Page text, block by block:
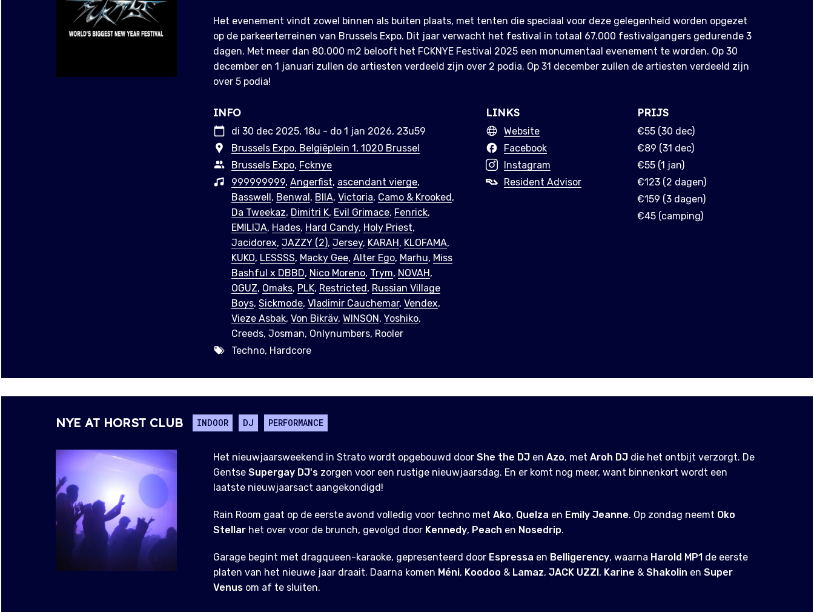
Het evenement vindt zowel binnen als buiten plaats, met tenten die speciaal voor deze gelegenheid worden opgezet
op de parkeerterreinen van Brussels Expo. Dit jaar verwacht het festival in totaal 67.000 festivalgangers gedurende 3
dagen. Met meer dan 80.000 m2 belooft het FCKNYE Festival 2025 een monumentaal evenement te worden. Op 30
december en 1 januari zullen de artiesten verdeeld zijn over 2 podia. Op 31 december zullen de artiesten verdeeld zijn
over 5 podia!
INFO
di 30 dec 2025, 18u - do 1 jan 2026, 23u59
Brussels Expo, Belgiëplein 1, 1020 Brussel
Brussels Expo, Fcknye
999999999, Angerfist, ascendant vierge,
Basswell, Benwal, BIIA, Victoria, Camo & Krooked,
Da Tweekaz, Dimitri K, Evil Grimace, Fenrick,
EMILIJA, Hades, Hard Candy, Holy Priest,
Jacidorex, JAZZY (2), Jersey, KARAH, KLOFAMA,
KUKO, LESSSS, Macky Gee, Alter Ego, Marhu, Miss
Bashful x DBBD, Nico Moreno, Trym, NOVAH,
OGUZ, Omaks, PLK, Restricted, Russian Village
Boys, Sickmode, Vladimir Cauchemar, Vendex,
Vieze Asbak, Von Bikräv, WINSON, Yoshiko,
Creeds, Josman, Onlynumbers, Rooler
Techno, Hardcore
LINKS
Website
Facebook
Instagram
Resident Advisor
PRIJS
€55 (30 dec)
€89 (31 dec)
€55 (1 jan)
€123 (2 dagen)
€159 (3 dagen)
€45 (camping)
NYE AT HORST CLUB INDOOR DJ PERFORMANCE
Het nieuwjaarsweekend in Strato wordt opgebouwd door She the DJ en Azo, met Aroh DJ die het ontbijt verzorgt. De
Gentse Supergay DJ's zorgen voor een rustige nieuwjaarsdag. En er komt nog meer, want binnenkort wordt een
laatste nieuwjaarsact aangekondigd!
Rain Room gaat op de eerste avond volledig voor techno met Ako, Quelza en Emily Jeanne. Op zondag neemt Oko
Stellar het over voor de brunch, gevolgd door Kennedy, Peach en Nosedrip.
Garage begint met dragqueen-karaoke, gepresenteerd door Espressa en Belligerency, waarna Harold MP1 de eerste
platen van het nieuwe jaar draait. Daarna komen Méni, Koodoo & Lamaz, JACK UZZI, Karine & Shakolin en Super
Venus om af te sluiten.